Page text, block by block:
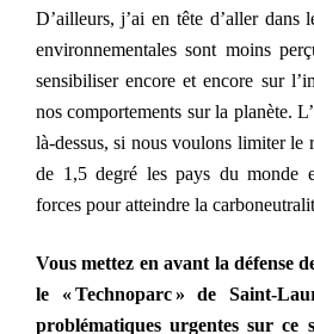
D’ailleurs, j’ai en tête d’aller dans
environnementales sont moins
sensibiliser encore et encore sur
nos comportements sur la planète.
là-dessus, si nous voulons limiter le
de 1,5 degré les pays du monde
forces pour atteindre la
Vous mettez en avant la défense
le « Technoparc » de Saint-
problématiques urgentes sur ce